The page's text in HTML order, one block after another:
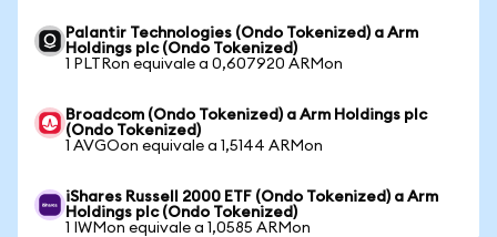
Palantir Technologies (Ondo Tokenized) a Arm
Holdings plc (Ondo Tokenized)
1 PLTRon equivale a 0,607920 ARMon
Broadcom (Ondo Tokenized) a Arm Holdings plc
(Ondo Tokenized)
1 AVGOon equivale a 1,5144 ARMon
iShares Russell 2000 ETF (Ondo Tokenized) a Arm
Holdings plc (Ondo Tokenized)
1 IWMon equivale a 1,0585 ARMon